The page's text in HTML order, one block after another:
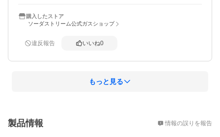
購入したストア
ソーダストリーム公式ガスショップ
違反報告 いいね0
もっと見る
製品情報 情報の誤りを報告